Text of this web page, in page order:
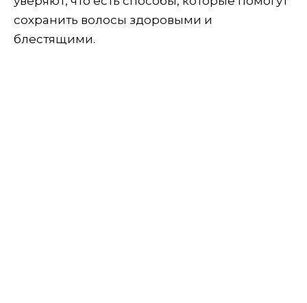
сохранить волосы здоровыми и
блестящими.